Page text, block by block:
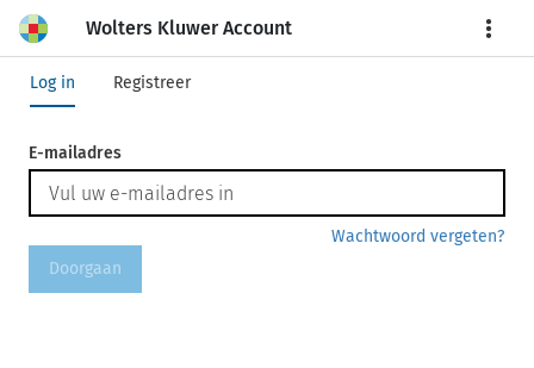
Wolters Kluwer Account More
Log in Registreer
E-mailadres
Wachtwoord vergeten?
Doorgaan